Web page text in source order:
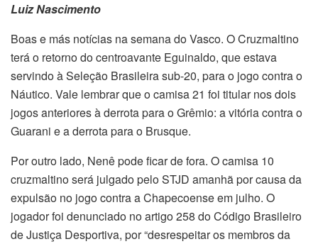
Luiz Nascimento
Boas e más notícias na semana do Vasco. O Cruzmaltino
terá o retorno do centroavante Eguinaldo, que estava
servindo à Seleção Brasileira sub-20, para o jogo contra o
Náutico. Vale lembrar que o camisa 21 foi titular nos dois
jogos anteriores à derrota para o Grêmio: a vitória contra o
Guarani e a derrota para o Brusque.
Por outro lado, Nenê pode ficar de fora. O camisa 10
cruzmaltino será julgado pelo STJD amanhã por causa da
expulsão no jogo contra a Chapecoense em julho. O
jogador foi denunciado no artigo 258 do Código Brasileiro
de Justiça Desportiva, por “desrespeitar os membros da